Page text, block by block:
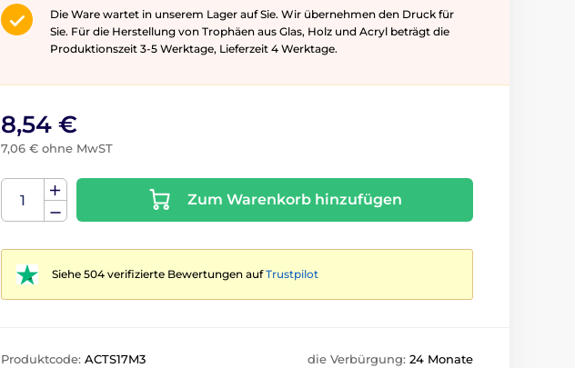
Die Ware wartet in unserem Lager auf Sie. Wir übernehmen den Druck für
Sie. Für die Herstellung von Trophäen aus Glas, Holz und Acryl beträgt die
Produktionszeit 3-5 ​​Werktage, Lieferzeit 4 Werktage.
8,54 €
7,06 € ohne MwST
Zum Warenkorb hinzufügen
Siehe 504 verifizierte Bewertungen aufTrustpilot
Produktcode: ACTS17M3 die Verbürgung: 24 Monate